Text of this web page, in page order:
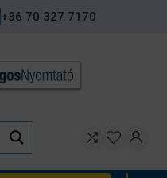
+36 70 327 7170